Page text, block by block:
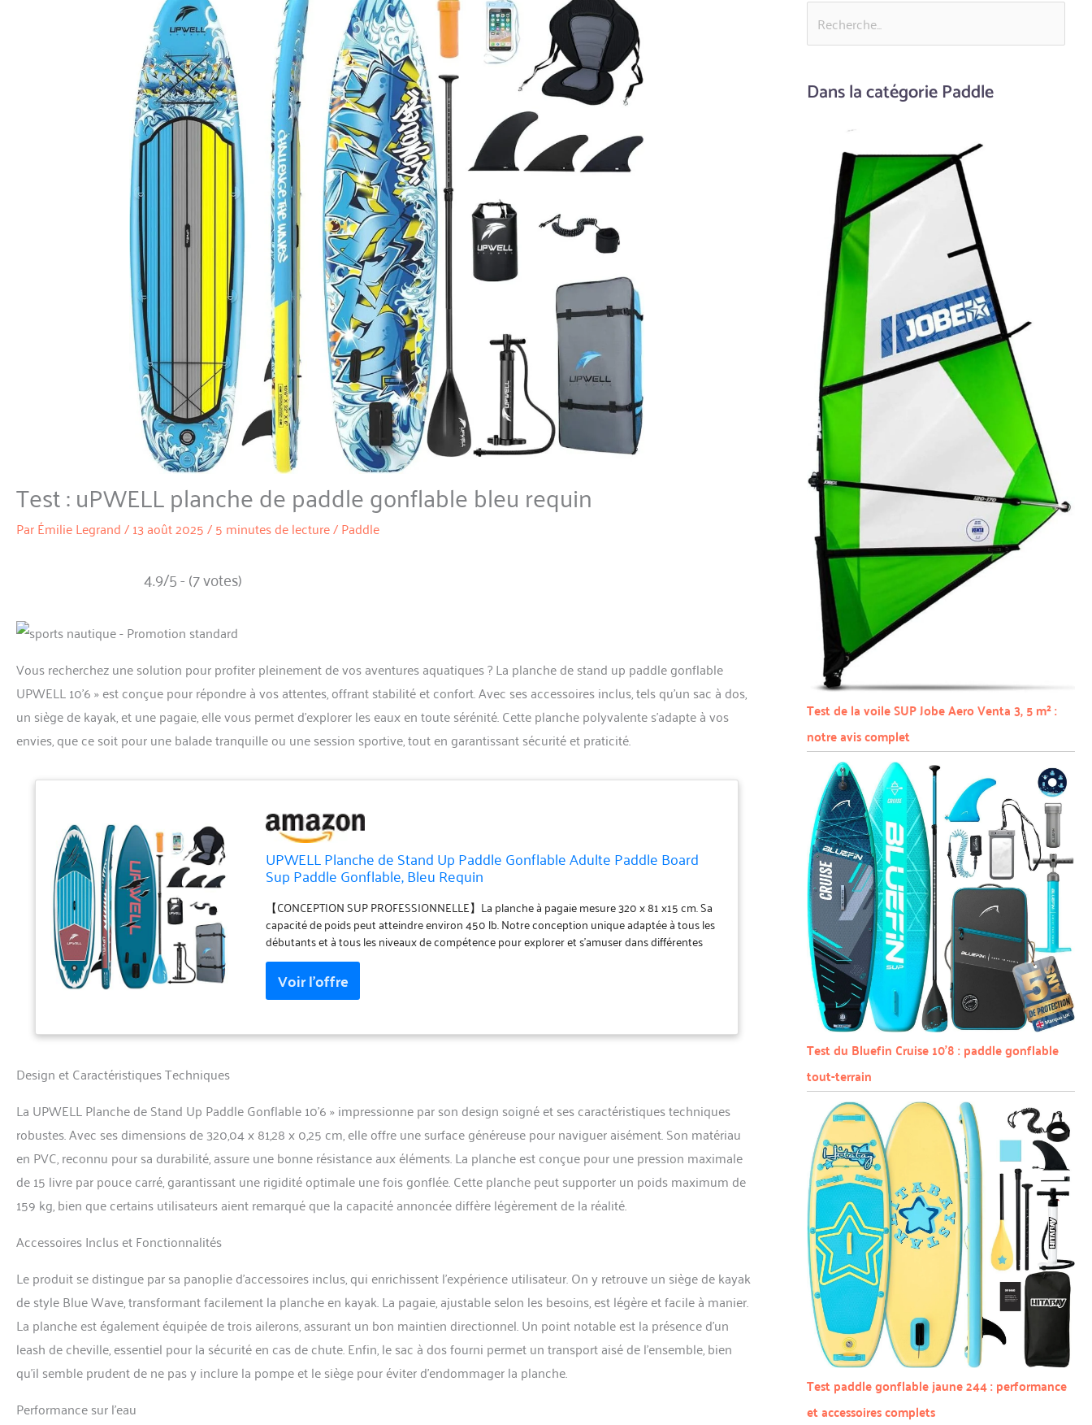
Test : uPWELL planche de paddle gonflable bleu requin
ParÉmilie Legrand/13 août 2025/5 minutes de lecture/Paddle
4.9/5 - (7 votes)
Vous recherchez une solution pour profiter pleinement de vos aventures aquatiques ? La planche de stand up paddle gonflable
UPWELL 10’6 » est conçue pour répondre à vos attentes, offrant stabilité et confort. Avec ses accessoires inclus, tels qu’un sac à dos,
un siège de kayak, et une pagaie, elle vous permet d’explorer les eaux en toute sérénité. Cette planche polyvalente s’adapte à vos
envies, que ce soit pour une balade tranquille ou une session sportive, tout en garantissant sécurité et praticité.
UPWELL Planche de Stand Up Paddle Gonflable Adulte Paddle Board
Sup Paddle Gonflable, Bleu Requin
【CONCEPTION SUP PROFESSIONNELLE】La planche à pagaie mesure 320 x 81 x15 cm. Sa
capacité de poids peut atteindre environ 450 lb. Notre conception unique adaptée à tous les
débutants et à tous les niveaux de compétence pour explorer et s'amuser dans différentes
zones aquatiques, telles que l'océan, le lac et la rivière, résiste à la fois à l'eau douce et salée. Il
s'agit d'une planche polyvalente qui peut être utilisée pour le surf, la pêche, la randonnée, le
yoga et les loisirs en famille. 【MATÉRIAUX PREMIUM】Nos planches sont fabriquées à partir
renforcé crée une planche de sup de fermeté, anti-corrosion et résistante à l'usure qui peut
de cheville enroulée, 1 pompe à main pour un gonflage et un dégonflage rapides, 1 sac de
rangement étanche de 10 L pour votre essentiels, 1x sac à dos spacieux, 1x kit de réparation
d'urgence, 1x sac étanche pour téléphone, 1x siège de kayak SUP. 【ULTRA PORTABLE】
Notre planche à pagaie est conçue plus large et plus légère de seulement 18 lb et elle est facile
à gonfler et à dégonfler rapidement. Que vous souhaitiez trouver un lieu aquatique relaxant
pour vous amuser seul, ou trouver un espace parfait pour vivre une expérience aquatique
amusante avec votre amoureux, votre famille ou vos amis. UPWELL propose un sac à dos
votre expérience d'achat et d'utilisation. Nous sommes heureux d'offrir une garantie du
fabricant d'un an sur les planches à pagaie sans frais supplémentaires. En cas de problème,
n'hésitez pas à nous contacter. nous vous donnerons une réponse satisfaisante à 100% dans
les 12 heures.
Design et Caractéristiques Techniques
La UPWELL Planche de Stand Up Paddle Gonflable 10’6 » impressionne par son design soigné et ses caractéristiques techniques
robustes. Avec ses dimensions de 320,04 x 81,28 x 0,25 cm, elle offre une surface généreuse pour naviguer aisément. Son matériau
en PVC, reconnu pour sa durabilité, assure une bonne résistance aux éléments. La planche est conçue pour une pression maximale
de 15 livre par pouce carré, garantissant une rigidité optimale une fois gonflée. Cette planche peut supporter un poids maximum de
159 kg, bien que certains utilisateurs aient remarqué que la capacité annoncée diffère légèrement de la réalité.
Accessoires Inclus et Fonctionnalités
Le produit se distingue par sa panoplie d’accessoires inclus, qui enrichissent l’expérience utilisateur. On y retrouve un siège de kayak
de style Blue Wave, transformant facilement la planche en kayak. La pagaie, ajustable selon les besoins, est légère et facile à manier.
La planche est également équipée de trois ailerons, assurant un bon maintien directionnel. Un point notable est la présence d’un
leash de cheville, essentiel pour la sécurité en cas de chute. Enfin, le sac à dos fourni permet un transport aisé de l’ensemble, bien
qu’il semble prudent de ne pas y inclure la pompe et le siège pour éviter d’endommager la planche.
Performance sur l’eau
Dans la catégorie Paddle
Test de la voile SUP Jobe Aero Venta 3, 5 m² :
notre avis complet
Test du Bluefin Cruise 10’8 : paddle gonflable
tout-terrain
Test paddle gonflable jaune 244 : performance
et accessoires complets